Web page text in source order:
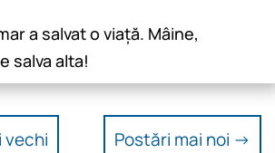
a salvat o viață. Mâine,
salva alta!
vechi Postări mai noi →